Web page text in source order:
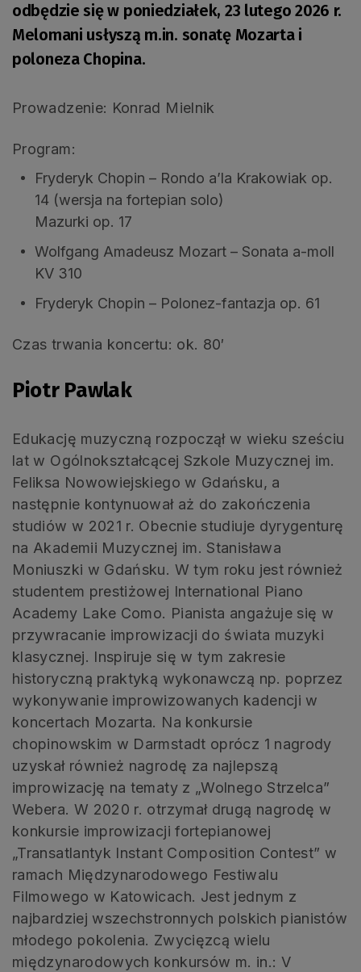
odbędzie się w poniedziałek, 23 lutego 2026 r.
Melomani usłyszą m.in. sonatę Mozarta i
poloneza Chopina.
Prowadzenie: Konrad Mielnik
Program:
Fryderyk Chopin – Rondo a’la Krakowiak op.
14 (wersja na fortepian solo)
Mazurki op. 17
Wolfgang Amadeusz Mozart – Sonata a-moll
KV 310
Fryderyk Chopin – Polonez-fantazja op. 61
Czas trwania koncertu: ok. 80′
Piotr Pawlak
Edukację muzyczną rozpoczął w wieku sześciu
lat w Ogólnokształcącej Szkole Muzycznej im.
Feliksa Nowowiejskiego w Gdańsku, a
następnie kontynuował aż do zakończenia
studiów w 2021 r. Obecnie studiuje dyrygenturę
na Akademii Muzycznej im. Stanisława
Moniuszki w Gdańsku. W tym roku jest również
studentem prestiżowej International Piano
Academy Lake Como. Pianista angażuje się w
przywracanie improwizacji do świata muzyki
klasycznej. Inspiruje się w tym zakresie
historyczną praktyką wykonawczą np. poprzez
wykonywanie improwizowanych kadencji w
koncertach Mozarta. Na konkursie
chopinowskim w Darmstadt oprócz 1 nagrody
uzyskał również nagrodę za najlepszą
improwizację na tematy z „Wolnego Strzelca”
Webera. W 2020 r. otrzymał drugą nagrodę w
konkursie improwizacji fortepianowej
„Transatlantyk Instant Composition Contest” w
ramach Międzynarodowego Festiwalu
Filmowego w Katowicach. Jest jednym z
najbardziej wszechstronnych polskich pianistów
młodego pokolenia. Zwycięzcą wielu
międzynarodowych konkursów m. in.: V